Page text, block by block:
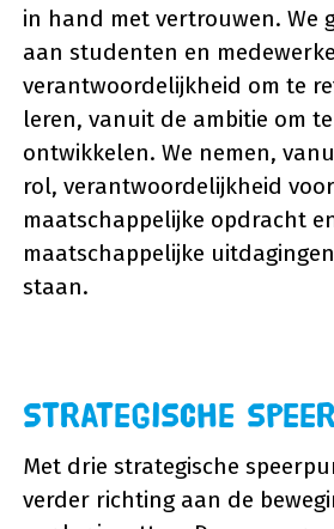
in hand met vertrouwen. We
aan studenten en
verantwoordelijkheid om te
leren, vanuit de ambitie om
ontwikkelen. We nemen,
rol, verantwoordelijkheid
maatschappelijke opdracht
maatschappelijke
staan.
Strategische
Met drie strategische
verder richting aan de